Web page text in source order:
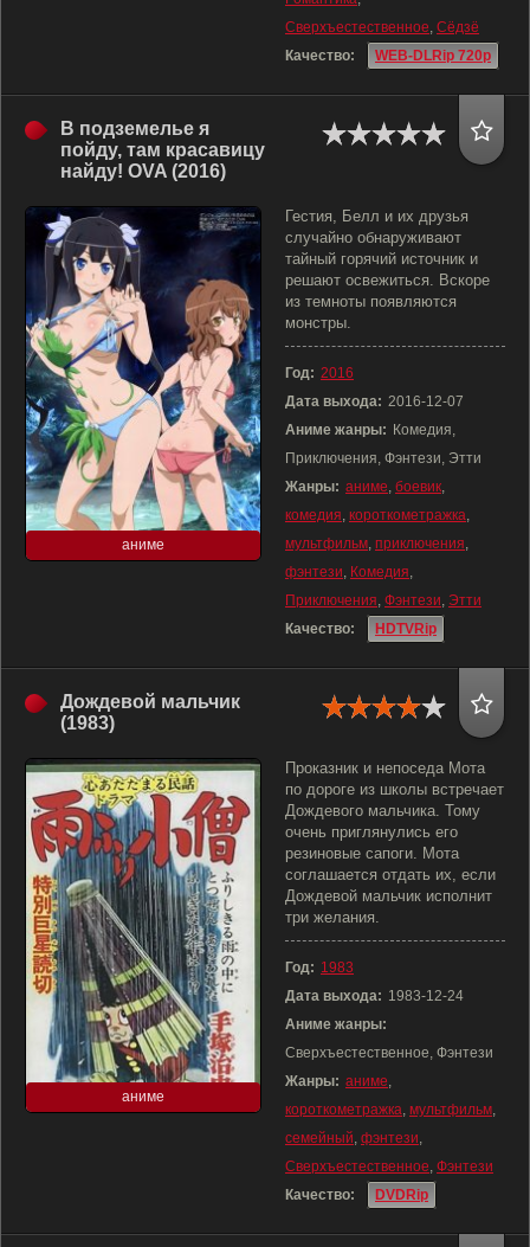
Сверхъестественное, Сёдзё
Качество:
WEB-DLRip 720p
В подземелье я
пойду, там красавицу
найду! OVA (2016)
аниме
Гестия, Белл и их друзья
случайно обнаруживают
тайный горячий источник и
решают освежиться. Вскоре
из темноты появляются
монстры.
Год: 2016
Дата выхода: 2016-12-07
Аниме жанры: Комедия,
Приключения, Фэнтези, Этти
Жанры: аниме, боевик,
комедия, короткометражка,
мультфильм, приключения,
фэнтези, Комедия,
Приключения, Фэнтези, Этти
Качество:
HDTVRip
Дождевой мальчик
(1983)
аниме
Проказник и непоседа Мота
по дороге из школы встречает
Дождевого мальчика. Тому
очень приглянулись его
резиновые сапоги. Мота
соглашается отдать их, если
Дождевой мальчик исполнит
три желания.
Год: 1983
Дата выхода: 1983-12-24
Аниме жанры:
Сверхъестественное, Фэнтези
Жанры: аниме,
короткометражка, мультфильм,
семейный, фэнтези,
Сверхъестественное, Фэнтези
Качество:
DVDRip